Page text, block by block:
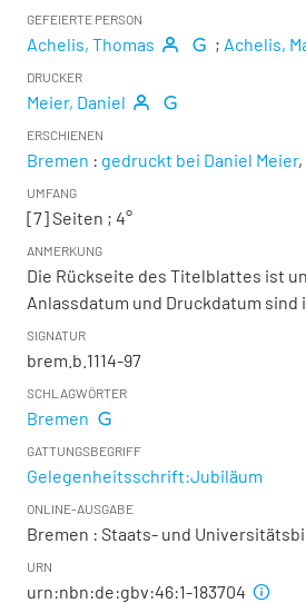
GEFEIERTE PERSON
Achelis, Thomas ; Achelis,
DRUCKER
Meier, Daniel
ERSCHIENEN
Bremen : gedruckt bei Daniel Meier,
UMFANG
[7] Seiten ; 4°
ANMERKUNG
Die Rückseite des Titelblattes ist
Anlassdatum und Druckdatum sind
SIGNATUR
brem.b.1114-97
SCHLAGWÖRTER
Bremen
GATTUNGSBEGRIFF
Gelegenheitsschrift:Jubiläum
ONLINE-AUSGABE
Bremen : Staats- und
URN
urn:nbn:de:gbv:46:1-183704